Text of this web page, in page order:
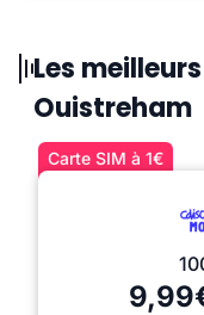
Les
Ouistreham
Carte SIM à 1€